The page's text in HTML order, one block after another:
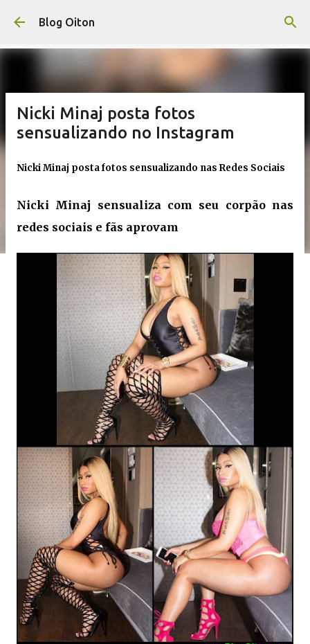
Pular para o conteúdo principal
Blog Oiton
Nicki Minaj posta fotos
sensualizando no Instagram
Nicki Minaj posta fotos sensualizando nas Redes Sociais
Nicki Minaj sensualiza com seu corpão nas
redes sociais e fãs aprovam